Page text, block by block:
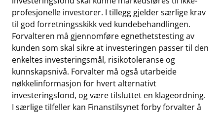
profesjonelle investorer. I tillegg gjelder særlige krav
til god forretningsskikk ved kundebehandlingen.
Forvalteren må gjennomføre egnethetstesting av
kunden som skal sikre at investeringen passer til den
enkeltes investeringsmål, risikotoleranse og
kunnskapsnivå. Forvalter må også utarbeide
nøkkelinformasjon for hvert alternativt
investeringsfond, og være tilsluttet en klageordning.
I særlige tilfeller kan Finanstilsynet forby forvalter å